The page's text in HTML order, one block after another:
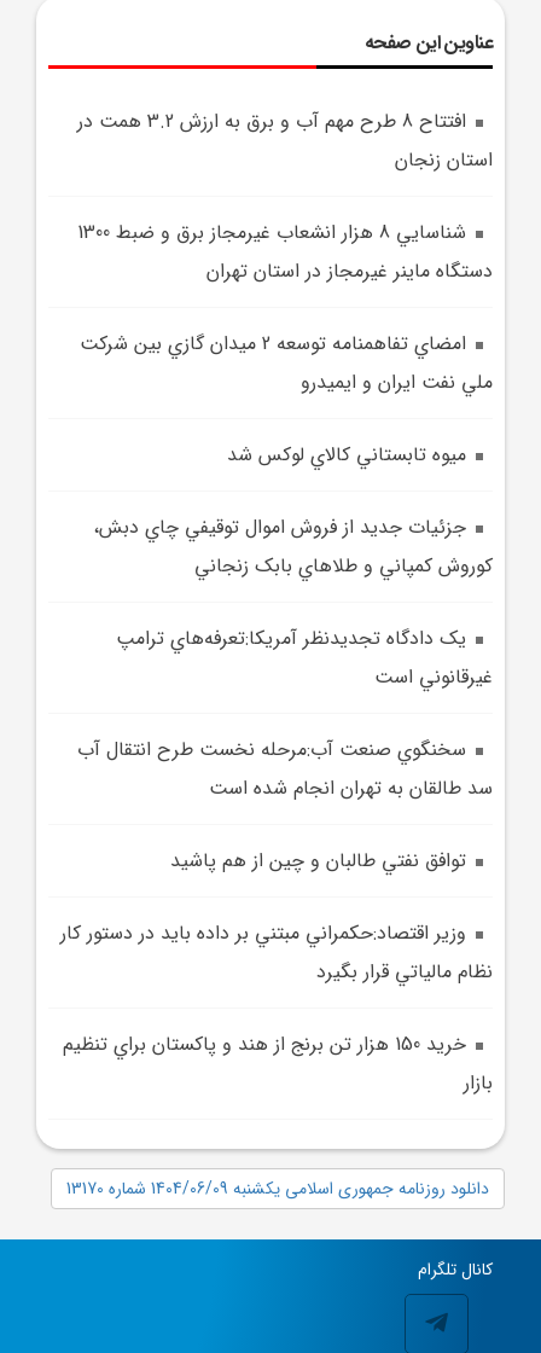
عناوین این صفحه
افتتاح 8 طرح مهم آب و برق به ارزش 3.2 همت در
استان زنجان
شناسايي 8 هزار انشعاب غيرمجاز برق و ضبط 1300
دستگاه ماينر غيرمجاز در استان تهران
امضاي تفاهمنامه توسعه 2 ميدان گازي بين شرکت
ملي نفت ايران و ايميدرو
ميوه تابستاني کالاي لوکس شد
جزئيات جديد از فروش اموال توقيفي چاي دبش،
کوروش کمپاني و طلاهاي بابک زنجاني
يک دادگاه تجديدنظر آمريکا:‌تعرفه‌هاي ترامپ
غيرقانوني است
سخنگوي صنعت آب:مرحله نخست طرح انتقال آب
سد طالقان به تهران انجام شده است
توافق نفتي طالبان و چين از هم پاشيد
وزير اقتصاد:حکمراني مبتني بر داده بايد در دستور کار
نظام مالياتي قرار بگيرد
خريد 150 هزار تن برنج از هند و پاکستان براي تنظيم
بازار
دانلود روزنامه جمهوری اسلامی یکشنبه 1404/06/09 شماره 13170
کانال تلگرام